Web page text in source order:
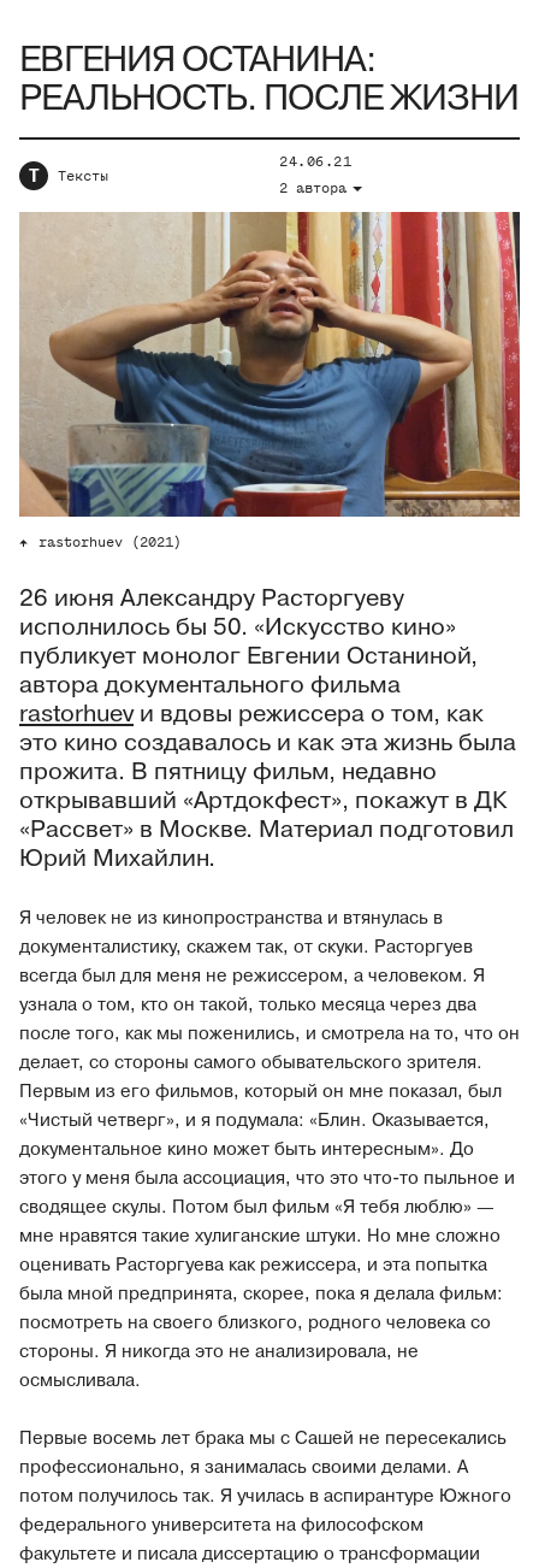
ЕВГЕНИЯ ОСТАНИНА:
РЕАЛЬНОСТЬ. ПОСЛЕ ЖИЗНИ
Т Тексты
24.06.21
2 автора
rastorhuev (2021)
26 июня Александру Расторгуеву
исполнилось бы 50. «Искусство кино»
публикует монолог Евгении Останиной,
автора документального фильма
rastorhuevи вдовы режиссера о том, как
это кино создавалось и как эта жизнь была
прожита. В пятницу фильм, недавно
открывавший «Артдокфест», покажут в ДК
«Рассвет» в Москве. Материал подготовил
Юрий Михайлин.
Я человек не из кинопространства и втянулась в
документалистику, скажем так, от скуки. Расторгуев
всегда был для меня не режиссером, а человеком. Я
узнала о том, кто он такой, только месяца через два
после того, как мы поженились, и смотрела на то, что он
делает, со стороны самого обывательского зрителя.
Первым из его фильмов, который он мне показал, был
«Чистый четверг», и я подумала: «Блин. Оказывается,
документальное кино может быть интересным». До
этого у меня была ассоциация, что это что-то пыльное и
сводящее скулы. Потом был фильм «Я тебя люблю» —
мне нравятся такие хулиганские штуки. Но мне сложно
оценивать Расторгуева как режиссера, и эта попытка
была мной предпринята, скорее, пока я делала фильм:
посмотреть на своего близкого, родного человека со
стороны. Я никогда это не анализировала, не
осмысливала.
Первые восемь лет брака мы с Сашей не пересекались
профессионально, я занималась своими делами. А
потом получилось так. Я училась в аспирантуре Южного
федерального университета на философском
факультете и писала диссертацию о трансформации